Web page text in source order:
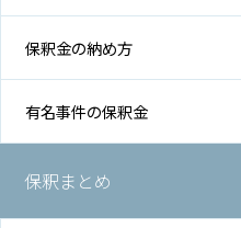
保釈金の納め方
有名事件の保釈金
保釈まとめ